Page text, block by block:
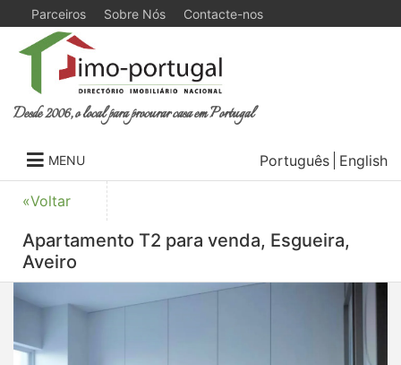
Parceiros Sobre Nós Contacte-nos
Desde 2006, o local para procurar casa em Portugal
MENU Português English
«Voltar
Apartamento T2 para venda, Esgueira,
Aveiro